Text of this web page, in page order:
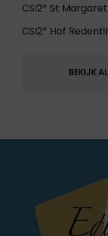
CSI2* St
CSI2* Hof
BEKIJK